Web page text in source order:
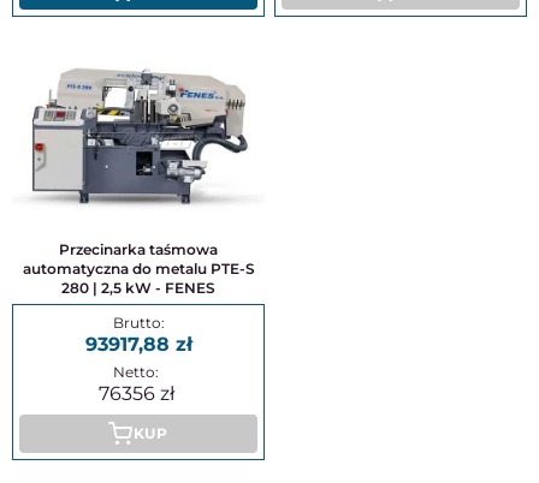
Przecinarka taśmowa
automatyczna do metalu PTE-S
280 | 2,5 kW - FENES
93917,88
76356
KUP